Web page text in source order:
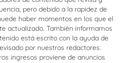
pero debido a la rapidez de
haber momentos en los que el
actualizado. También informamos
está escrito con la ayuda de
por nuestros redactores.
ingresos proviene de anuncios